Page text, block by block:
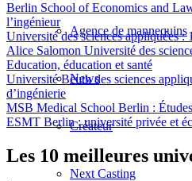
Agence de mannequins
News
Créateur
Next Casting
Berlin School of Economics and
l’ingénieur
Université des sciences appliquées :
Alice Salomon Université des
Education, éducation et santé
Université Beuth des sciences
d’ingénierie
MSB Medical School Berlin :
ESMT Berlin : université privée et
Les 10 meilleures